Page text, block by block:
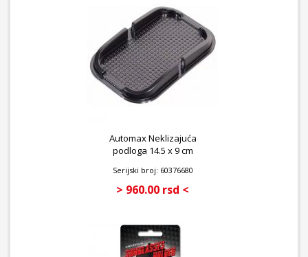
Automax Neklizajuća
podloga 14.5 x 9 cm
Serijski broj: 60376680
> 960.00 rsd <